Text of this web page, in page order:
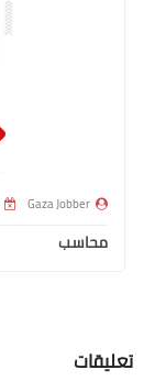
Gaza Jobber
محاسب
تعليقات